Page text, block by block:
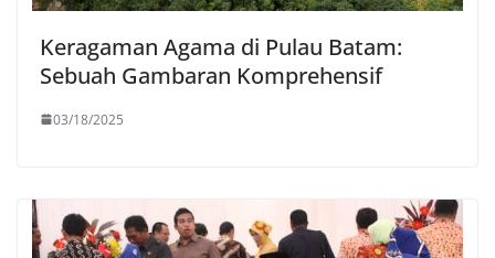
Keragaman Agama di Pulau Batam:
Sebuah Gambaran Komprehensif
03/18/2025